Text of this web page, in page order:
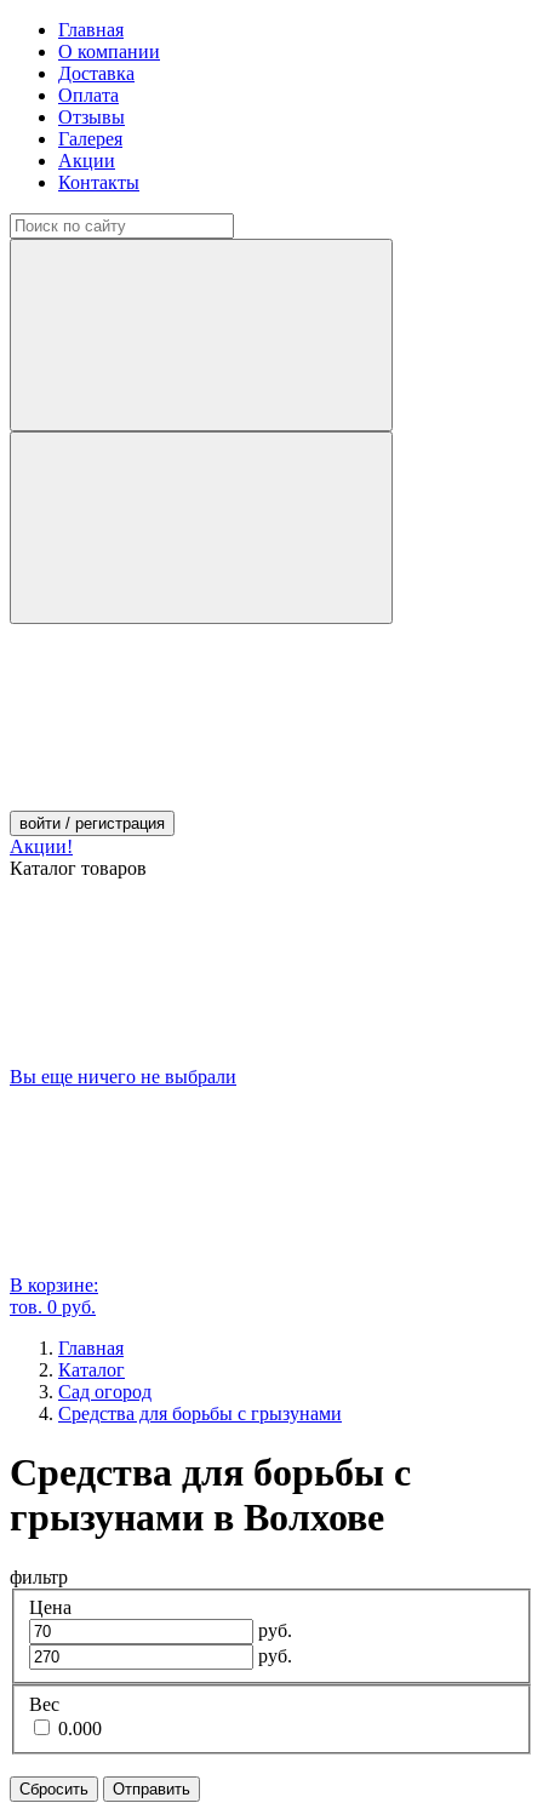
Главная
О компании
Доставка
Оплата
Отзывы
Галерея
Акции
Контакты
войти / регистрация
Акции!
Каталог товаров
Вы еще ничего не выбрали
В корзине:
тов. 0 руб.
Главная
Каталог
Сад огород
Средства для борьбы с грызунами
Средства для борьбы с
грызунами в Волхове
фильтр
Цена
руб.
руб.
Вес
0.000
Сбросить Отправить